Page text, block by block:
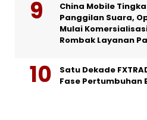
China Mobile
Panggilan Suara,
Mulai
Rombak Layanan
Satu Dekade
Fase Pertumbuhan